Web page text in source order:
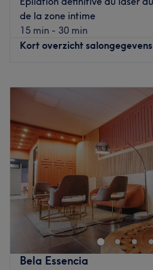
tendances, les esthéticiennes du
soins réalisés dans les règles de
irréprochable.
Les marques et produits utilisés
produits bio.
Les petits plus : LGBTQIA+
payant disponible.
Go to
de la zone intime
15 min - 30 min
Kort overzicht salongegevens
Woensdag
Donderdag
Vrijdag
Zaterdag
Zondag
Bienvenue chez Loubna
beauté unique en plein
Barrière de Saint-Gilles à
Poussez les portes d'un
chaleureuse et conviviale. Vous
Bela Essencia